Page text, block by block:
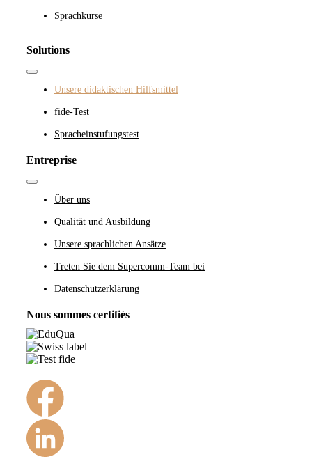
Sprachkurse
Solutions
Toggle
NavigationUnsere didaktischen Hilfsmittel
fide-Test
Spracheinstufungstest
Entreprise
Toggle
Navigation
Über uns
Qualität und Ausbildung
Unsere sprachlichen Ansätze
Treten Sie dem Supercomm-Team bei
Datenschutzerklärung
Nous sommes certifiés